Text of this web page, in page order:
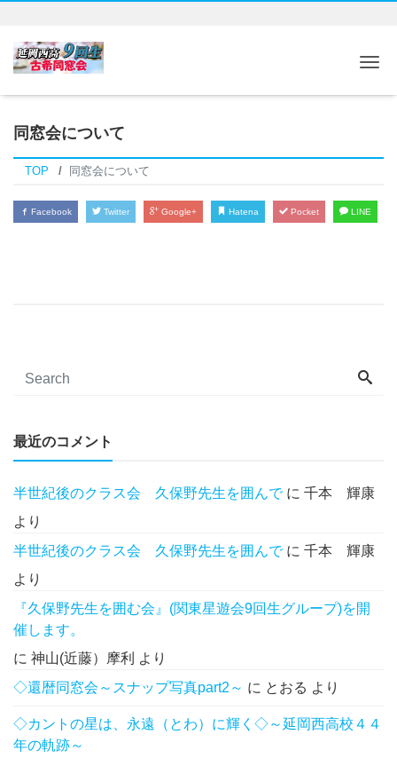
同窓会について
TOP 同窓会について
Facebook Twitter Google+ Hatena Pocket LINE
最近のコメント
半世紀後のクラス会 久保野先生を囲んでに 千本 輝康
より
半世紀後のクラス会 久保野先生を囲んでに 千本 輝康
より
『久保野先生を囲む会』(関東星遊会9回生グループ)を開
催します。
に 神山(近藤）摩利 より
◇還暦同窓会～スナップ写真part2～ に とおる より
◇カントの星は、永遠（とわ）に輝く◇～延岡西高校４４
年の軌跡～